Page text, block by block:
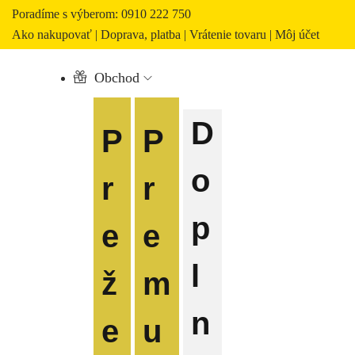
Poradíme s výberom: 0910 222 750
Ako nakupovať | Doprava, platba | Vrátenie tovaru | Môj účet
Obchod
P
r
e
ž
e
P
r
e
m
u
D
o
p
l
n